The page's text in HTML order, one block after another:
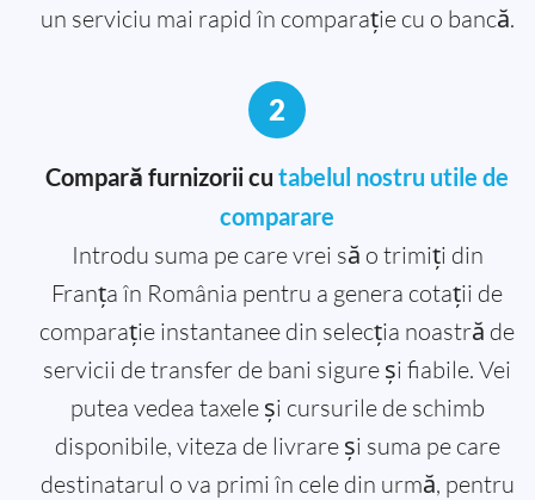
un serviciu mai rapid în comparație cu o bancă.
2
Compară furnizorii cu tabelul nostru utile de
comparare
Introdu suma pe care vrei să o trimiți din
Franța în România pentru a genera cotații de
comparație instantanee din selecția noastră de
servicii de transfer de bani sigure și fiabile. Vei
putea vedea taxele și cursurile de schimb
disponibile, viteza de livrare și suma pe care
destinatarul o va primi în cele din urmă, pentru